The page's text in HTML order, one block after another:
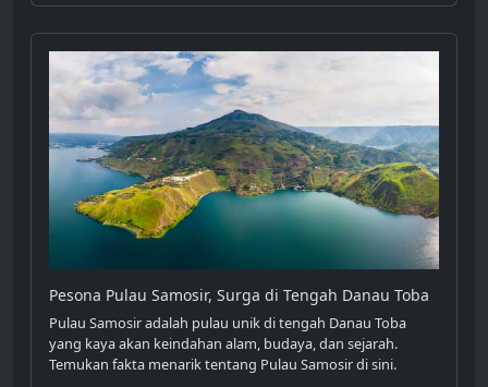
Pesona Pulau Samosir, Surga di Tengah Danau Toba
Pulau Samosir adalah pulau unik di tengah Danau Toba
yang kaya akan keindahan alam, budaya, dan sejarah.
Temukan fakta menarik tentang Pulau Samosir di sini.